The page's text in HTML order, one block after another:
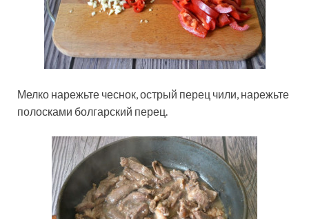
Мелко нарежьте чеснок, острый перец чили, нарежьте
полосками болгарский перец.